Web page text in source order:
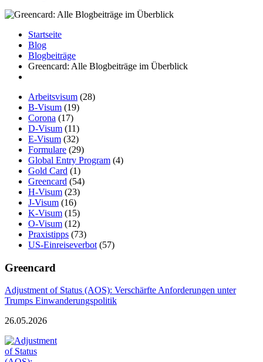
Startseite
Blog
Blogbeiträge
Greencard: Alle Blogbeiträge im Überblick
Arbeitsvisum (28)
B-Visum (19)
Corona (17)
D-Visum (11)
E-Visum (32)
Formulare (29)
Global Entry Program (4)
Gold Card (1)
Greencard (54)
H-Visum (23)
J-Visum (16)
K-Visum (15)
O-Visum (12)
Praxistipps (73)
US-Einreiseverbot (57)
Greencard
Adjustment of Status (AOS): Verschärfte Anforderungen unter
Trumps Einwanderungspolitik
26.05.2026